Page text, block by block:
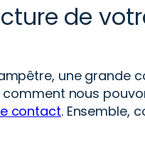
de
une grande
nous
contact. Ensemble,